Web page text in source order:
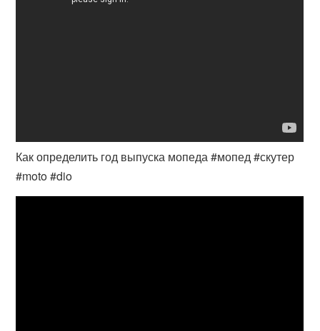
Как определить год выпуска мопеда #мопед #скутер
#moto #dio